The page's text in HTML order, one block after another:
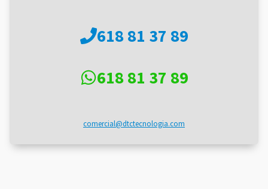
618 81 37 89
618 81 37 89
comercial@dtctecnologia.com